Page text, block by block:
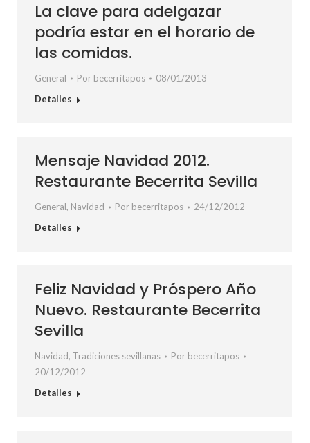
La clave para adelgazar
podría estar en el horario de
las comidas.
General Por becerritapos
08/01/2013
Detalles
Mensaje Navidad 2012.
Restaurante Becerrita Sevilla
General, Navidad Por becerritapos
24/12/2012
Detalles
Feliz Navidad y Próspero Año
Nuevo. Restaurante Becerrita
Sevilla
Navidad, Tradiciones sevillanas Por becerritapos
20/12/2012
Detalles